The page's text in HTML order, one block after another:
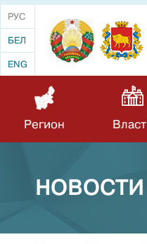
РУС
БЕЛ
ENG
Регион